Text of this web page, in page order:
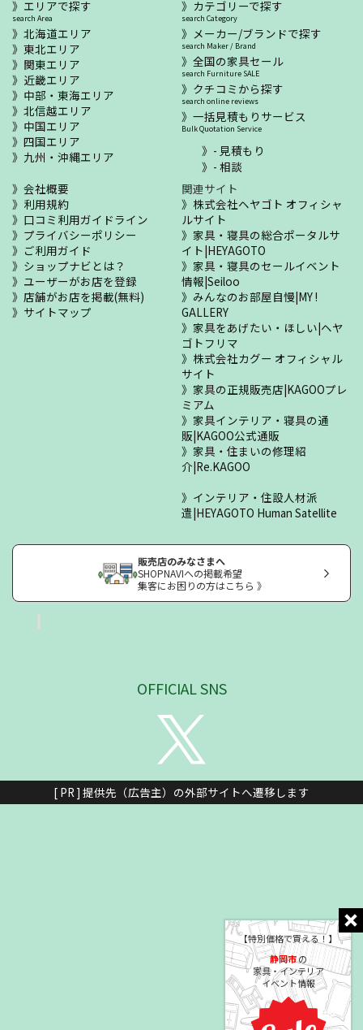
【特別価格で買える！】
静岡市の
家具・インテリア
イベント情報
エリアで探す
search Area
北海道エリア
東北エリア
関東エリア
近畿エリア
中部・東海エリア
北信越エリア
中国エリア
四国エリア
九州・沖縄エリア
カテゴリーで探す
search Category
メーカー/ブランドで探す
search Maker / Brand
全国の家具セール
search Furniture SALE
クチコミから探す
search online reviews
一括見積もりサービス
Bulk Quotation Service
- 見積もり
- 相談
会社概要
利用規約
口コミ利用ガイドライン
プライバシーポリシー
ご利用ガイド
ショップナビとは？
ユーザーがお店を登録
店舗がお店を掲載(無料)
サイトマップ
関連サイト
株式会社ヘヤゴト オフィシャ
ルサイト
家具・寝具の総合ポータルサ
イト|HEYAGOTO
家具・寝具のセールイベント
情報|Seiloo
みんなのお部屋自慢|MY !
GALLERY
家具をあげたい・ほしい|ヘヤ
ゴトフリマ
株式会社カグー オフィシャル
サイト
家具の正規販売店|KAGOOプレ
ミアム
家具インテリア・寝具の通
販|KAGOO公式通販
家具・住まいの修理紹
介|Re.KAGOO
インテリア・住設人材派
遣|HEYAGOTO Human Satellite
販売店のみなさまへ
SHOPNAVIへの掲載希望
集客にお困りの方はこちら 》
OFFICIAL SNS
[ PR ] 提供先（広告主）の外部サイトへ遷移します